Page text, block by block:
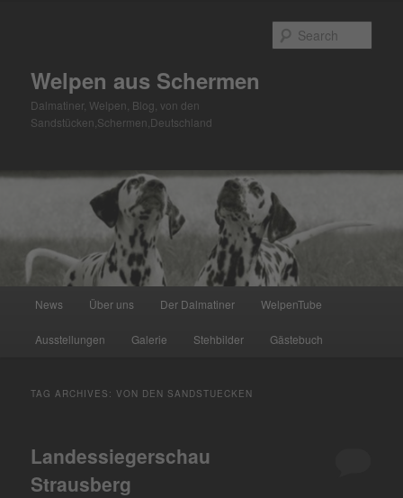
Welpen aus Schermen
Dalmatiner, Welpen, Blog, von den
Sandstücken,Schermen,Deutschland
News Über uns Der Dalmatiner WelpenTube
Ausstellungen Galerie Stehbilder Gästebuch
TAG ARCHIVES:VON DEN SANDSTUECKEN
Landessiegerschau
Strausberg